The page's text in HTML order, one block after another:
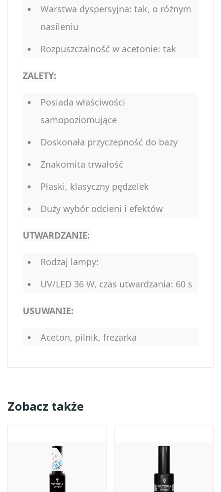
Warstwa dyspersyjna: tak, o różnym
nasileniu
Rozpuszczalność w acetonie: tak
ZALETY:
Posiada właściwości
samopoziomujące
Doskonała przyczepność do bazy
Znakomita trwałość
Płaski, klasyczny pędzelek
Duży wybór odcieni i efektów
UTWARDZANIE:
Rodzaj lampy:
UV/LED 36 W, czas utwardzania: 60 s
USUWANIE:
Aceton, pilnik, frezarka
Zobacz także